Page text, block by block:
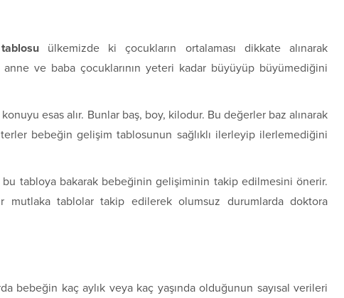
ülkemizde ki çocukların ortalaması dikkate alınarak
anne ve baba çocuklarının yeteri kadar büyüyüp büyümediğini
esas alır. Bunlar baş, boy, kilodur. Bu değerler baz alınarak
bebeğin gelişim tablosunun sağlıklı ilerleyip ilerlemediğini
tabloya bakarak bebeğinin gelişiminin takip edilmesini önerir.
tablolar takip edilerek olumsuz durumlarda doktora
bebeğin kaç aylık veya kaç yaşında olduğunun sayısal verileri